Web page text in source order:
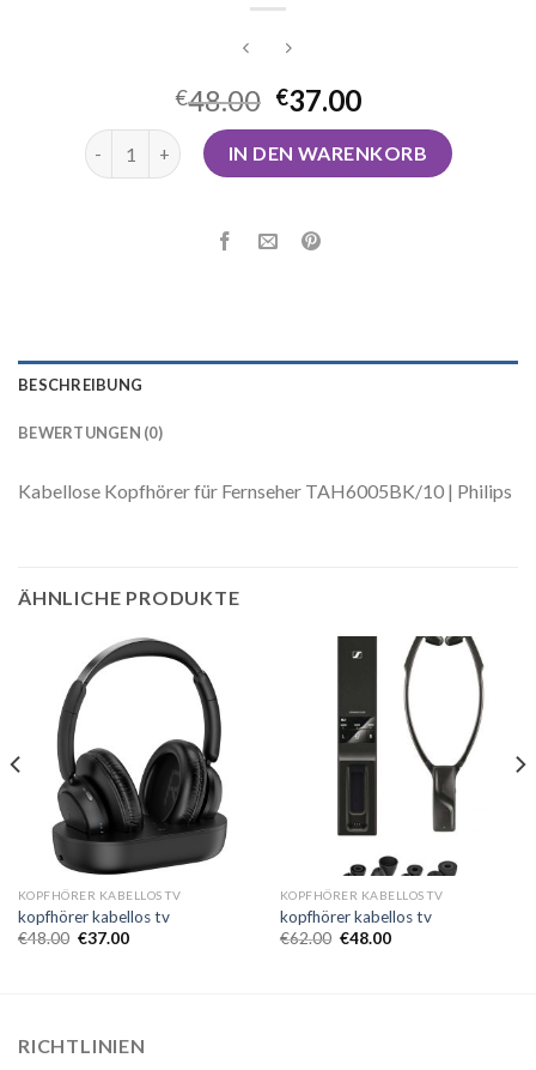
€48.00 €37.00
kopfhörer kabellos tv MengeIN DEN WARENKORB
BESCHREIBUNG
BEWERTUNGEN (0)
Kabellose Kopfhörer für Fernseher TAH6005BK/10 | Philips
ÄHNLICHE PRODUKTE
KOPFHÖRER KABELLOS TV
kopfhörer kabellos tv
€48.00 €37.00
KOPFHÖRER KABELLOS TV
kopfhörer kabellos tv
€62.00 €48.00
RICHTLINIEN